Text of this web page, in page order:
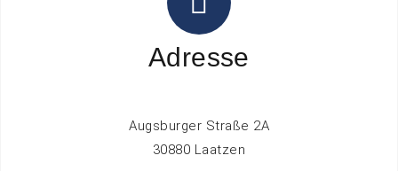
Adresse
Augsburger Straße 2A
30880 Laatzen